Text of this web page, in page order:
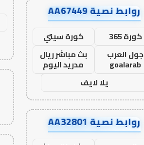
روابط نصية AA67449
كورة 365
كورة سيتي
جول العرب
goalarab
بث مباشر ريال
مدريد اليوم
يلا لايف
روابط نصية AA32801